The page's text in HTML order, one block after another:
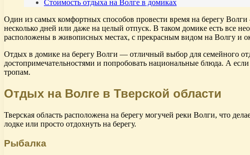
Стоимость отдыха на Волге в домиках
Один из самых комфортных способов провести время на берегу
несколько дней или даже на целый отпуск. В таком домике есть все
расположены в живописных местах, с прекрасным видом на Волгу и
Отдых в домике на берегу Волги — отличный выбор для семейного
достопримечательностями и попробовать национальные блюда. А
тропам.
Отдых на Волге в Тверской области
Тверская область расположена на берегу могучей реки Волги, что
лодке или просто отдохнуть на берегу.
Рыбалка